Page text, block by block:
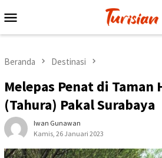
ke
Mobile
Beranda Destinasi
Melepas Penat di Taman
(Tahura) Pakal Surabaya
Iwan Gunawan
Kamis, 26 Januari 2023